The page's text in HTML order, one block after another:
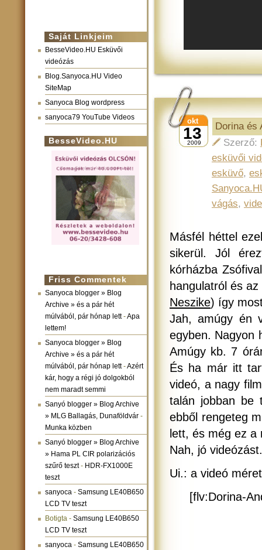
Saját Linkjeim
BesseVideo.HU Esküvői
videózás
Blog.Sanyoca.HU Video
SiteMap
Sanyoca Blog wordpress
sanyoca79 YouTube Videos
BesseVideo.HU
Friss Commentek
Sanyoca blogger » Blog
Archive » és a pár hét
múlvából, pár hónap lett-Apa
lettem!
Sanyoca blogger » Blog
Archive » és a pár hét
múlvából, pár hónap lett-Azért
kár, hogy a régi jó dolgokból
nem maradt semmi
Sanyó blogger » Blog Archive
» MLG Ballagás, Dunaföldvár -
Munka közben
Sanyó blogger » Blog Archive
» Hama PL CIR polarizációs
szűrő teszt- HDR-FX1000E
teszt
sanyoca - Samsung LE40B650
LCD TV teszt
Botigta - Samsung LE40B650
LCD TV teszt
sanyoca - Samsung LE40B650
13
okt
2009
Dorina és
Szerző:
esküvői
esküvő,
vágás,
Másfél héttel
sikerül. Jól
kórházba
hangulatról és
Neszike) így
Jah, amúgy én
egyben. Nagyon
Amúgy kb. 7
És ha már itt
videó, a nagy
talán jobban be
ebből rengeteg
lett, és még ez
Nah, jó videózást.
Ui.: a videó
[flv:Dorina-